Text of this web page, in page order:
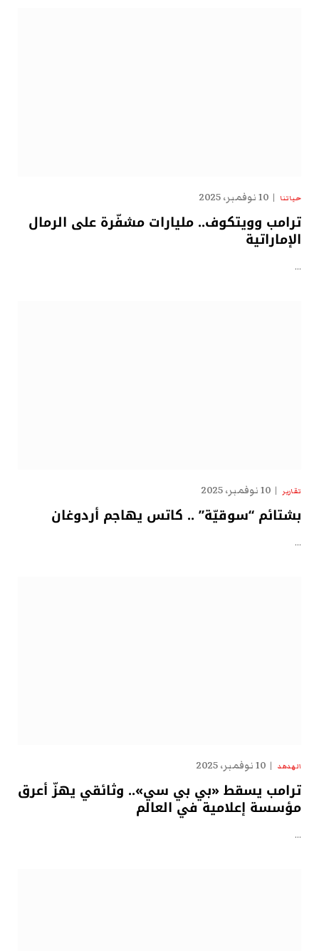
حياتنا 10 نوفمبر، 2025
ترامب وويتكوف.. مليارات مشفّرة على الرمال
الإماراتية
…
تقارير 10 نوفمبر، 2025
بشتائم “سوقيّة” .. كاتس يهاجم أردوغان
…
الهدهد 10 نوفمبر، 2025
ترامب يسقط «بي بي سي».. وثائقي يهزّ أعرق
مؤسسة إعلامية في العالم
…